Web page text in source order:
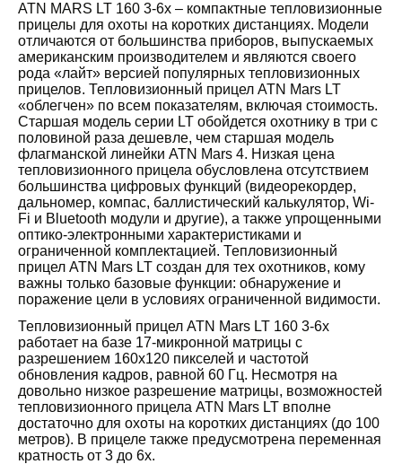
ATN MARS LT 160 3-6x – компактные тепловизионные
прицелы для охоты на коротких дистанциях. Модели
отличаются от большинства приборов, выпускаемых
американским производителем и являются своего
рода «лайт» версией популярных тепловизионных
прицелов. Тепловизионный прицел ATN Mars LT
«облегчен» по всем показателям, включая стоимость.
Старшая модель серии LT обойдется охотнику в три с
половиной раза дешевле, чем старшая модель
флагманской линейки ATN Mars 4. Низкая цена
тепловизионного прицела обусловлена отсутствием
большинства цифровых функций (видеорекордер,
дальномер, компас, баллистический калькулятор, Wi-
Fi и Bluetooth модули и другие), а также упрощенными
оптико-электронными характеристиками и
ограниченной комплектацией. Тепловизионный
прицел ATN Mars LT создан для тех охотников, кому
важны только базовые функции: обнаружение и
поражение цели в условиях ограниченной видимости.
Тепловизионный прицел ATN Mars LT 160 3-6x
работает на базе 17-микронной матрицы с
разрешением 160х120 пикселей и частотой
обновления кадров, равной 60 Гц. Несмотря на
довольно низкое разрешение матрицы, возможностей
тепловизионного прицела ATN Mars LT вполне
достаточно для охоты на коротких дистанциях (до 100
метров). В прицеле также предусмотрена переменная
кратность от 3 до 6х.